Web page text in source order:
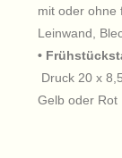
mit oder ohne
Leinwand,
•
Druck 20 x
Gelb oder Rot